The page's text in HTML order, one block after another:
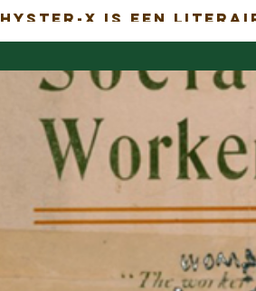
Hyster-x is een